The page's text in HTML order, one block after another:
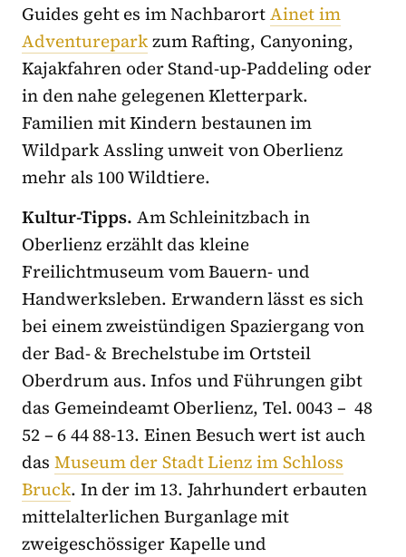
Guides geht es im NachbarortAinet im
Adventureparkzum Rafting, Canyoning,
Kajakfahren oder Stand-up-Paddeling oder
in den nahe gelegenen Kletterpark.
Familien mit Kindern bestaunen im
Wildpark Assling unweit von Oberlienz
mehr als 100 Wildtiere.
Kultur-Tipps. Am Schleinitzbach in
Oberlienz erzählt das kleine
Freilichtmuseum vom Bauern- und
Handwerksleben. Erwandern lässt es sich
bei einem zweistündigen Spaziergang von
der Bad- & Brechelstube im Ortsteil
Oberdrum aus. Infos und Führungen gibt
das Gemeindeamt Oberlienz, Tel. 0043 – 48
52 – 6 44 88-13. Einen Besuch wert ist auch
das Museum der Stadt Lienz im Schloss
Bruck. In der im 13. Jahrhundert erbauten
mittelalterlichen Burganlage mit
zweigeschössiger Kapelle und